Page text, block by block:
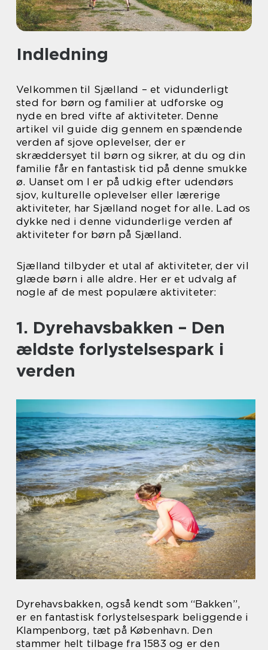
Indledning
Velkommen til Sjælland – et vidunderligt
sted for børn og familier at udforske og
nyde en bred vifte af aktiviteter. Denne
artikel vil guide dig gennem en spændende
verden af sjove oplevelser, der er
skræddersyet til børn og sikrer, at du og din
familie får en fantastisk tid på denne smukke
ø. Uanset om I er på udkig efter udendørs
sjov, kulturelle oplevelser eller lærerige
aktiviteter, har Sjælland noget for alle. Lad os
dykke ned i denne vidunderlige verden af
aktiviteter for børn på Sjælland.
Sjælland tilbyder et utal af aktiviteter, der vil
glæde børn i alle aldre. Her er et udvalg af
nogle af de mest populære aktiviteter:
1. Dyrehavsbakken – Den
ældste forlystelsespark i
verden
Dyrehavsbakken, også kendt som “Bakken”,
er en fantastisk forlystelsespark beliggende i
Klampenborg, tæt på København. Den
stammer helt tilbage fra 1583 og er den